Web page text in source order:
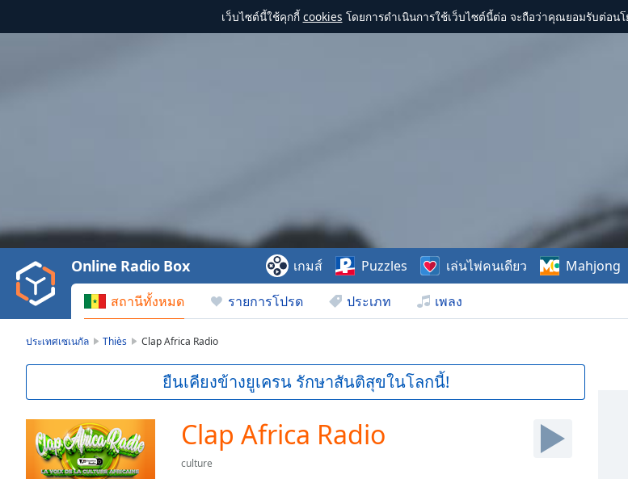
เว็บไซต์นี้ใช้คุกกี้ cookies โดยการดำเนินการใช้เว็บไซต์นี้ต่อ จะถือว่าคุณยอมรับต่อนโ
loading.
Play
Video
Play
Backward
Skip
Current
Duration-:-
Loaded:
สถานีทั้งหมด รายการโปรด ประเภท เพลง
Online Radio Box เกมส์ Puzzles เล่นไพ่คนเดียว Mahjong
ประเทศเซเนกัล Thiès Clap Africa Radio
ยืนเคียงข้างยูเครน รักษาสันติสุขในโลกนี้!
Clap Africa Radio
culture